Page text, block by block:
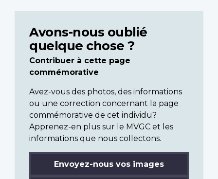
Avons-nous oublié
quelque chose ?
Contribuer à cette page
commémorative
Avez-vous des photos, des informations
ou une correction concernant la page
commémorative de cet individu?
Apprenez-en plus sur le MVGC et les
informations que nous collectons.
Envoyez-nous vos images